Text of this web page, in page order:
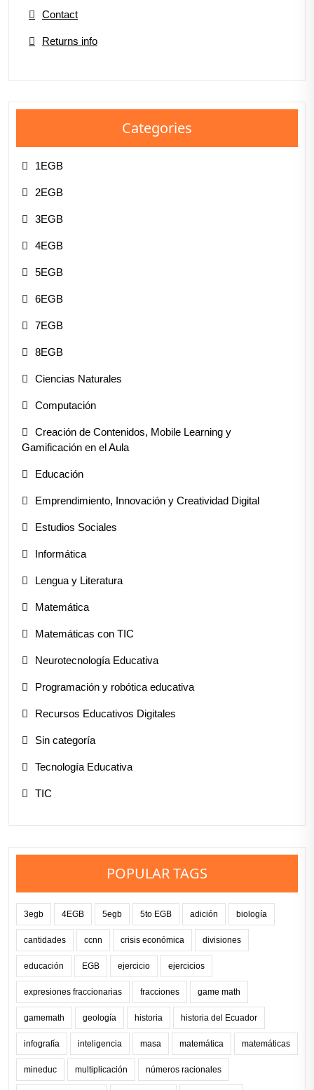
Contact
Returns info
Categories
1EGB
2EGB
3EGB
4EGB
5EGB
6EGB
7EGB
8EGB
Ciencias Naturales
Computación
Creación de Contenidos, Mobile Learning y
Gamificación en el Aula
Educación
Emprendimiento, Innovación y Creatividad Digital
Estudios Sociales
Informática
Lengua y Literatura
Matemática
Matemáticas con TIC
Neurotecnología Educativa
Programación y robótica educativa
Recursos Educativos Digitales
Sin categoría
Tecnología Educativa
TIC
POPULAR TAGS
3egb 4EGB 5egb 5to EGB adición biología
cantidades ccnn crisis económica divisiones
educación EGB ejercicio ejercicios
expresiones fraccionarias fracciones game math
gamemath geología historia historia del Ecuador
infografía inteligencia masa matemática matemáticas
mineduc multiplicación números racionales